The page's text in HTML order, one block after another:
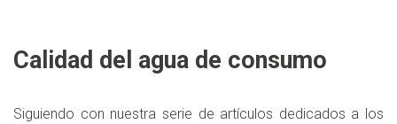
Calidad del agua de consumo
Siguiendo con nuestra serie de artículos dedicados a los